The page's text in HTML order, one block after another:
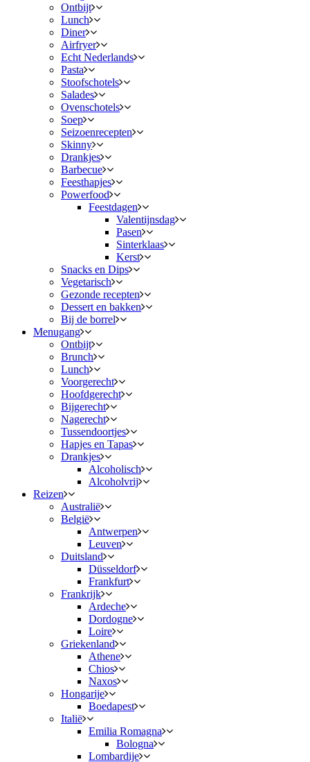
Ontbijt
Lunch
Diner
Airfryer
Echt Nederlands
Pasta
Stoofschotels
Salades
Ovenschotels
Soep
Seizoenrecepten
Skinny
Drankjes
Barbecue
Feesthapjes
Powerfood
Feestdagen
Valentijnsdag
Pasen
Sinterklaas
Kerst
Snacks en Dips
Vegetarisch
Gezonde recepten
Dessert en bakken
Bij de borrel
Menugang
Ontbijt
Brunch
Lunch
Voorgerecht
Hoofdgerecht
Bijgerecht
Nagerecht
Tussendoortjes
Hapjes en Tapas
Drankjes
Alcoholisch
Alcoholvrij
Reizen
Australië
België
Antwerpen
Leuven
Duitsland
Düsseldorf
Frankfurt
Frankrijk
Ardeche
Dordogne
Loire
Griekenland
Athene
Chios
Naxos
Hongarije
Boedapest
Italië
Emilia Romagna
Bologna
Lombardije